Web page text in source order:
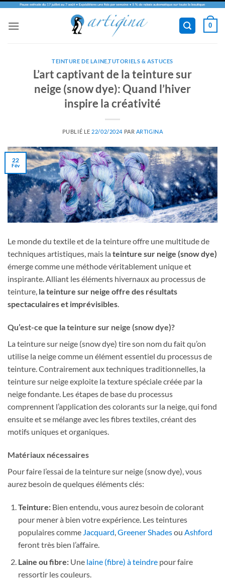
0
TEINTURE DE LAINE,TUTORIELS & ASTUCES
L’art captivant de la teinture sur
neige (snow dye): Quand l’hiver
inspire la créativité
PUBLIÉ LE 22/02/2024 PAR ARTIGINA
22
Fév
Le monde du textile et de la teinture offre une multitude de
techniques artistiques, mais la teinture sur neige (snow dye)
émerge comme une méthode véritablement unique et
inspirante. Alliant les éléments hivernaux au processus de
teinture, la teinture sur neige offre des résultats
spectaculaires et imprévisibles.
Qu’est-ce que la teinture sur neige (snow dye)?
La teinture sur neige (snow dye) tire son nom du fait qu’on
utilise la neige comme un élément essentiel du processus de
teinture. Contrairement aux techniques traditionnelles, la
teinture sur neige exploite la texture spéciale créée par la
neige fondante. Les étapes de base du processus
comprennent l’application des colorants sur la neige, qui fond
ensuite et se mélange avec les fibres textiles, créant des
motifs uniques et organiques.
Matériaux nécessaires
Pour faire l’essai de la teinture sur neige (snow dye), vous
aurez besoin de quelques éléments clés:
Teinture:Bien entendu, vous aurez besoin de colorant
pour mener à bien votre expérience. Les teintures
populaires comme Jacquard Greener Shadesou Ashford
feront très bien l’affaire.
Laine ou fibre:Une laine (fibre) à teindrepour faire
ressortir les couleurs.